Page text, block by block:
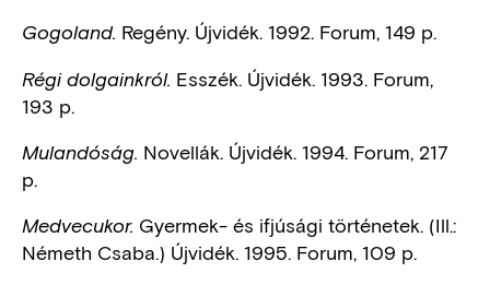
Gogoland. Regény. Újvidék. 1992. Forum, 149 p.
Régi dolgainkról. Esszék. Újvidék. 1993. Forum,
193 p.
Mulandóság. Novellák. Újvidék. 1994. Forum, 217
p.
Medvecukor. Gyermek- és ifjúsági történetek. (Ill.:
Németh Csaba.) Újvidék. 1995. Forum, 109 p.